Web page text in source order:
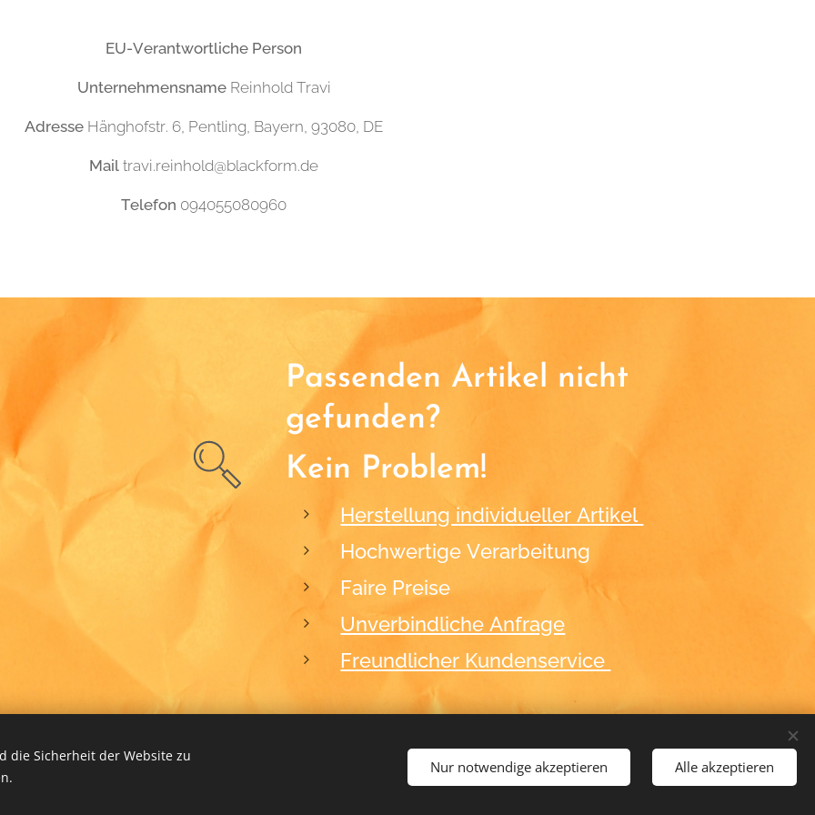
EU-Verantwortliche Person
UnternehmensnameReinhold Travi
Adresse Hänghofstr. 6, Pentling, Bayern, 93080, DE
Mail travi.reinhold@blackform.de
Telefon 094055080960
Passenden Artikel nicht
gefunden?
Kein Problem!
Herstellung individueller Artikel
Hochwertige Verarbeitung
Faire Preise
Unverbindliche Anfrage
Freundlicher Kundenservice
die Sicherheit der Website zu
Nur notwendige akzeptieren Alle akzeptieren